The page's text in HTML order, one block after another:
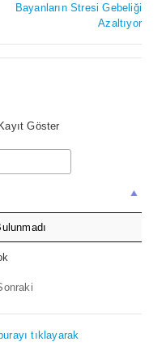
Bayanların Stresi Gebeliği
Azaltıyor
Kayıt Göster
burayı tıklayarak